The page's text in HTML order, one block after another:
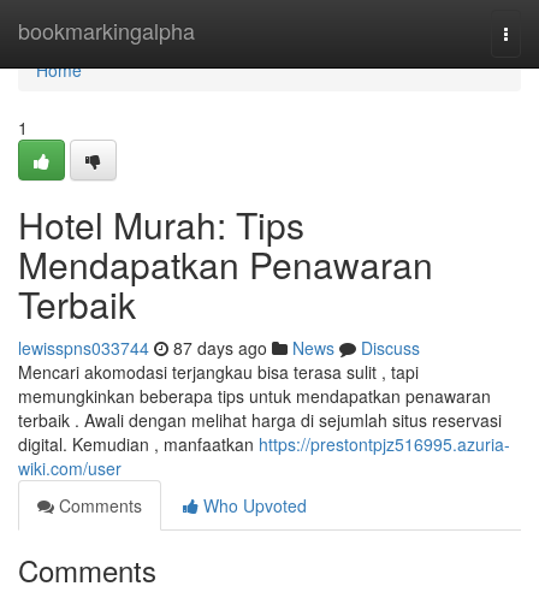
bookmarkingalpha
Home
Home
1
Hotel Murah: Tips
Mendapatkan Penawaran
Terbaik
lewisspns033744 87 days ago News
Discuss
Mencari akomodasi terjangkau bisa terasa sulit , tapi
memungkinkan beberapa tips untuk mendapatkan penawaran
terbaik . Awali dengan melihat harga di sejumlah situs reservasi
digital. Kemudian , manfaatkan https://prestontpjz516995.azuria-
wiki.com/user
Comments
Who Upvoted
Comments